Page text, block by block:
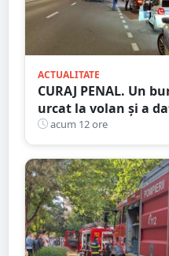
ACTUALITATE
CURAJ PENAL. Un
urcat la volan și a
Satu Mare
acum 12 ore